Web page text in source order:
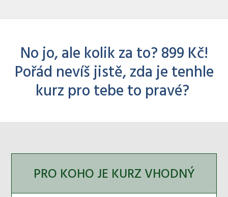
No jo, ale kolik za to? 899 Kč!
Pořád nevíš jistě, zda je tenhle
kurz pro tebe to pravé?
PRO KOHO JE KURZ VHODNÝ